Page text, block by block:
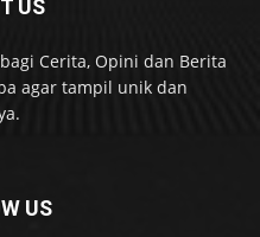
US
Cerita, Opini dan Berita
agar tampil unik dan
US